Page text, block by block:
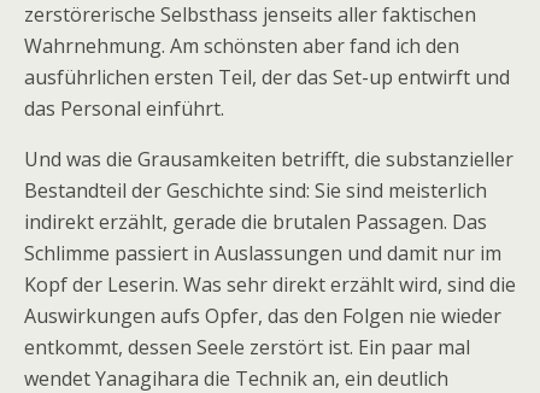
zerstörerische Selbsthass jenseits aller faktischen
Wahrnehmung. Am schönsten aber fand ich den
ausführlichen ersten Teil, der das Set-up entwirft und
das Personal einführt.
Und was die Grausamkeiten betrifft, die substanzieller
Bestandteil der Geschichte sind: Sie sind meisterlich
indirekt erzählt, gerade die brutalen Passagen. Das
Schlimme passiert in Auslassungen und damit nur im
Kopf der Leserin. Was sehr direkt erzählt wird, sind die
Auswirkungen aufs Opfer, das den Folgen nie wieder
entkommt, dessen Seele zerstört ist. Ein paar mal
wendet Yanagihara die Technik an, ein deutlich